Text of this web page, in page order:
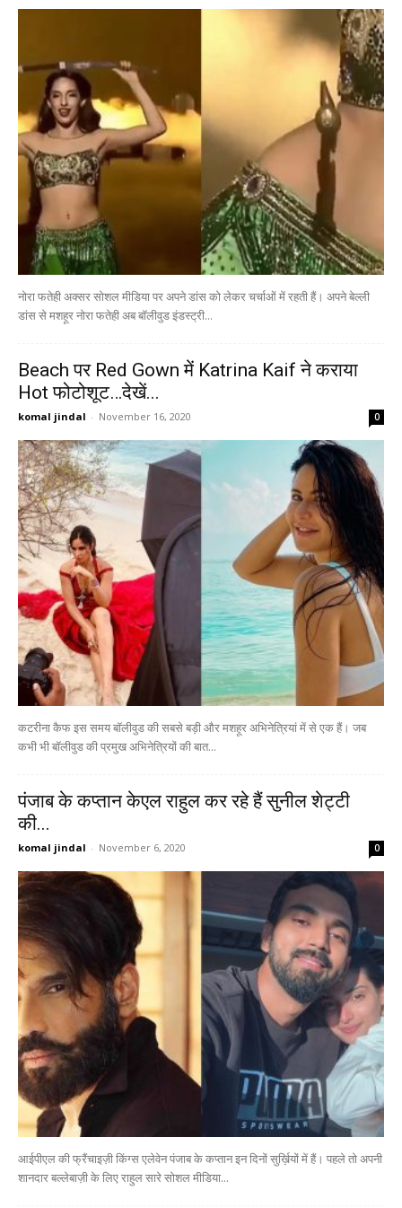
नोरा फतेही अक्सर सोशल मीडिया पर अपने डांस को लेकर चर्चाओं में रहती हैं। अपने बेल्ली
डांस से मशहूर नोरा फतेही अब बॉलीवुड इंडस्ट्री...
Beach पर Red Gown में Katrina Kaif ने कराया
Hot फोटोशूट…देखें...
komal jindal - November 16, 2020 0
कटरीना कैफ इस समय बॉलीवुड की सबसे बड़ी और मशहूर अभिनेत्रियां में से एक हैं। जब
कभी भी बॉलीवुड की प्रमुख अभिनेत्रियों की बात...
पंजाब के कप्तान केएल राहुल कर रहे हैं सुनील शेट्टी
की...
komal jindal - November 6, 2020 0
आईपीएल की फ्रैंचाइज़ी किंग्स एलेवेन पंजाब के कप्तान इन दिनों सुर्ख़ियों में हैं। पहले तो अपनी
शानदार बल्लेबाज़ी के लिए राहुल सारे सोशल मीडिया...